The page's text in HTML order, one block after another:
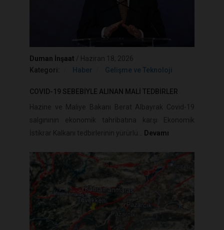
Duman İnşaat
Haziran 18, 2026
Kategori:
Haber Gelişme ve Teknoloji
COVID-19 SEBEBİYLE ALINAN MALİ TEDBİRLER
Hazine ve Maliye Bakanı Berat Albayrak Covid-19
salgınının ekonomik tahribatına karşı Ekonomik
İstikrar Kalkanı tedbirlerinin yürürlü...
Devamı